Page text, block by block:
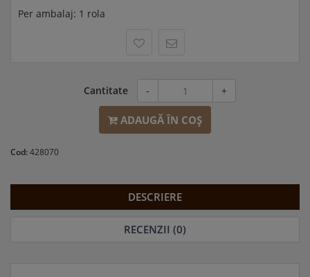
Per ambalaj: 1 rola
Cantitate - +
ADAUGĂ ÎN COŞ
Cod:428070
DESCRIERE
RECENZII (0)